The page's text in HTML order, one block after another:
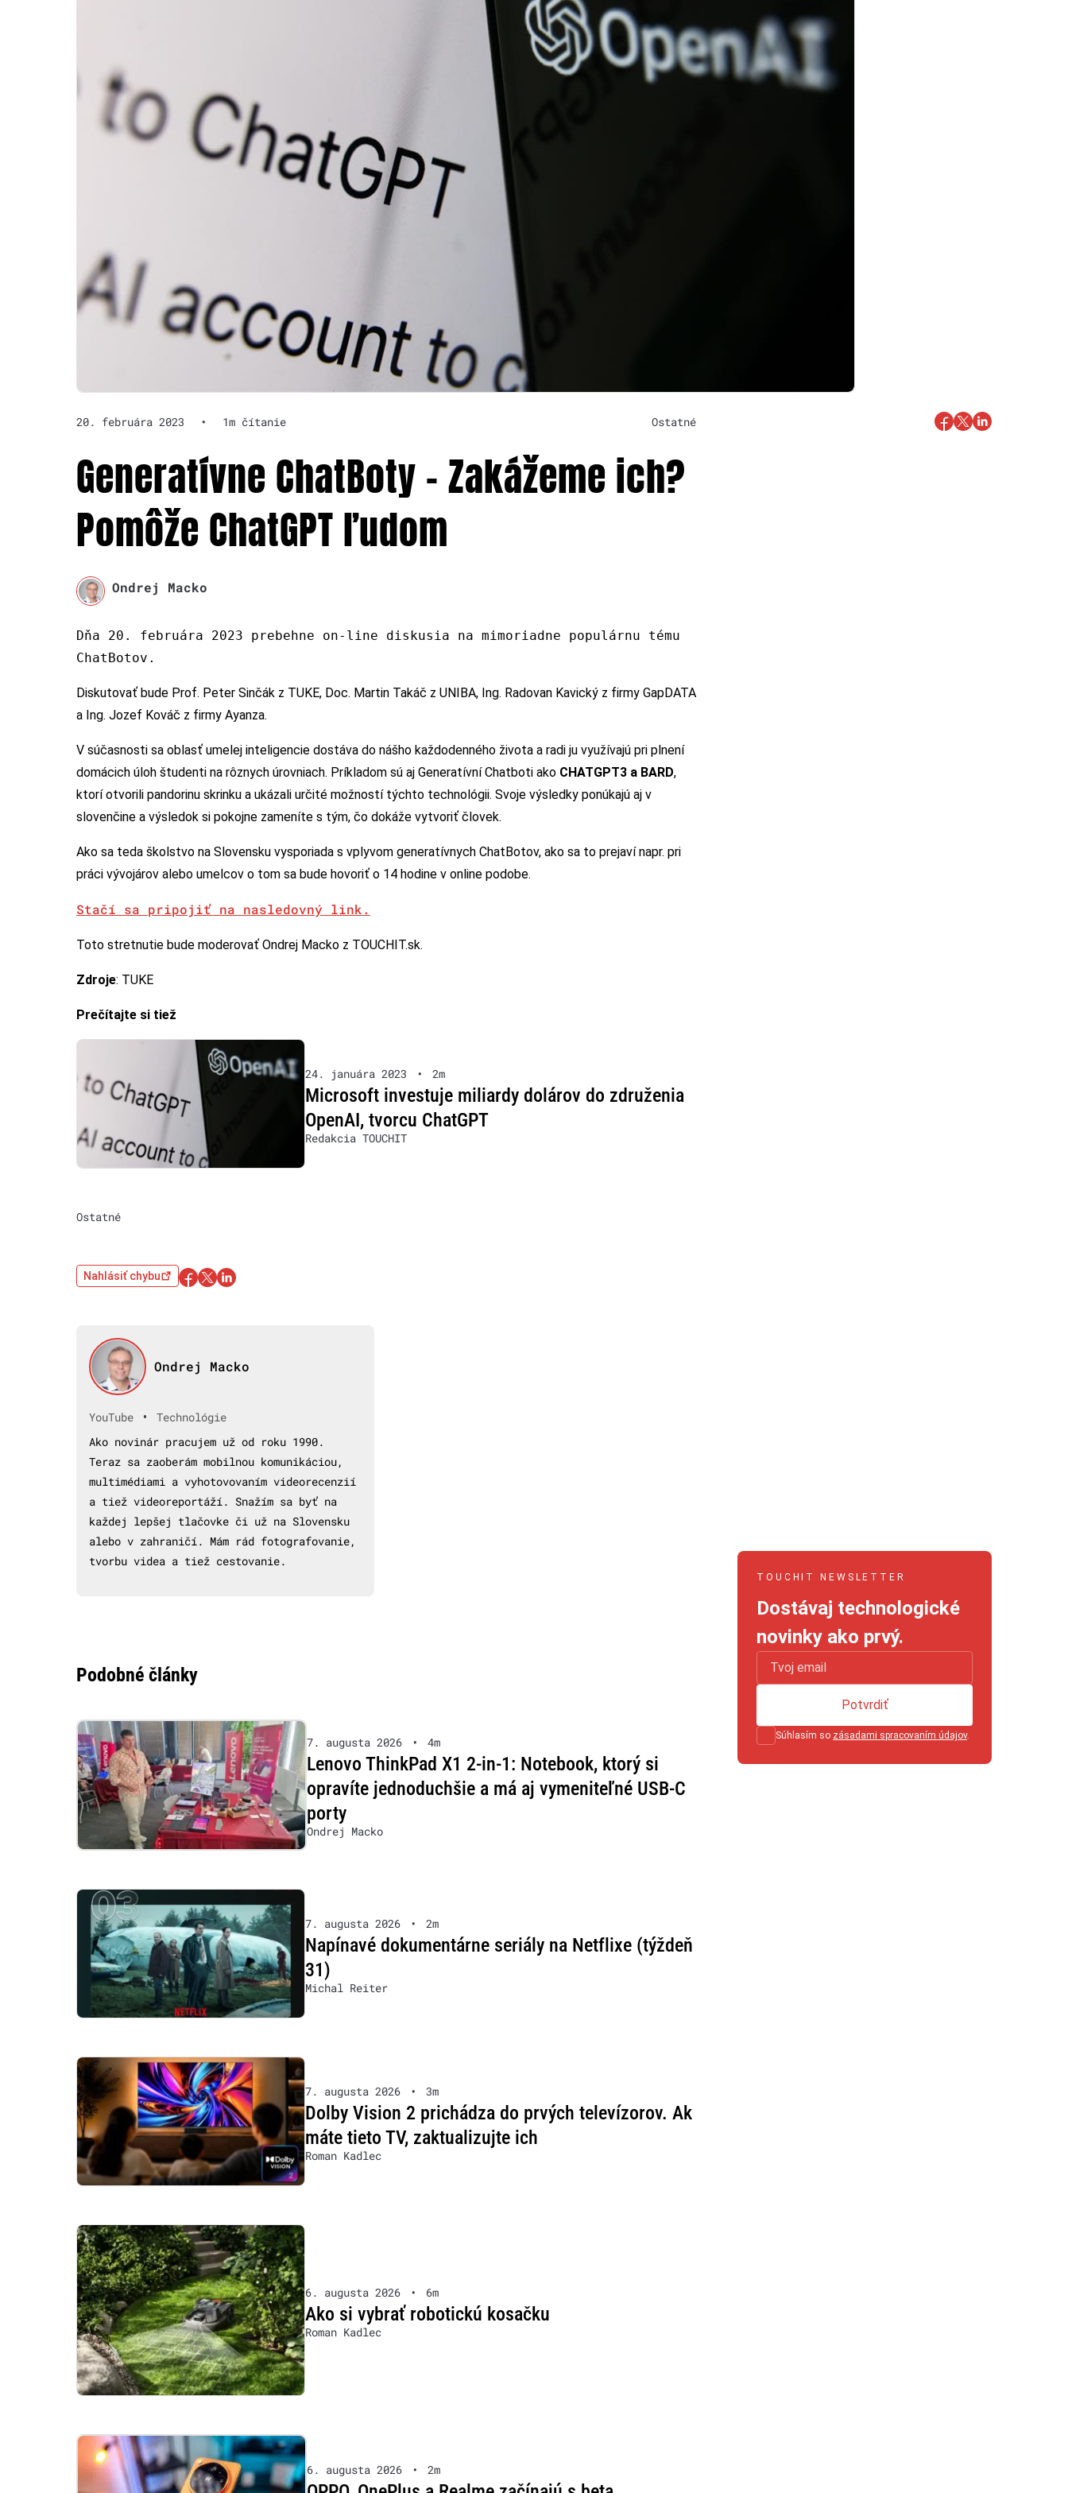
20. februára 2023 • 1m čítanie Ostatné
Generatívne ChatBoty – Zakážeme ich?
Pomôže ChatGPT ľudom
Ondrej Macko
Dňa 20. februára 2023 prebehne on-line diskusia na mimoriadne populárnu tému
ChatBotov.
Diskutovať bude Prof. Peter Sinčák z TUKE, Doc. Martin Takáč z UNIBA, Ing. Radovan Kavický z firmy GapDATA
a Ing. Jozef Kováč z firmy Ayanza.
V súčasnosti sa oblasť umelej inteligencie dostáva do nášho každodenného života a radi ju využívajú pri plnení
domácich úloh študenti na rôznych úrovniach. Príkladom sú aj Generatívní Chatboti ako CHATGPT3 a BARD,
ktorí otvorili pandorinu skrinku a ukázali určité možností týchto technológii. Svoje výsledky ponúkajú aj v
slovenčine a výsledok si pokojne zameníte s tým, čo dokáže vytvoriť človek.
Ako sa teda školstvo na Slovensku vysporiada s vplyvom generatívnych ChatBotov, ako sa to prejaví napr. pri
práci vývojárov alebo umelcov o tom sa bude hovoriť o 14 hodine v online podobe.
Stačí sa pripojiť na nasledovný link.
Toto stretnutie bude moderovať Ondrej Macko z TOUCHIT.sk.
Zdroje: TUKE
Prečítajte si tiež
24. januára 2023 • 2m
Microsoft investuje miliardy dolárov do združenia
OpenAI, tvorcu ChatGPT
Redakcia TOUCHIT
Ostatné
Nahlásiť chybu
Ondrej Macko
YouTube •
Technológie
Ako novinár pracujem už od roku 1990.
Teraz sa zaoberám mobilnou komunikáciou,
multimédiami a vyhotovovaním videorecenzií
a tiež videoreportáží. Snažím sa byť na
každej lepšej tlačovke či už na Slovensku
alebo v zahraničí. Mám rád fotografovanie,
tvorbu videa a tiež cestovanie.
Podobné články
7. augusta 2026 • 4m
Lenovo ThinkPad X1 2-in-1: Notebook, ktorý si
opravíte jednoduchšie a má aj vymeniteľné USB-C
porty
Ondrej Macko
7. augusta 2026 • 2m
Napínavé dokumentárne seriály na Netflixe (týždeň
31)
Michal Reiter
7. augusta 2026 • 3m
Dolby Vision 2 prichádza do prvých televízorov. Ak
máte tieto TV, zaktualizujte ich
Roman Kadlec
6. augusta 2026 • 6m
Ako si vybrať robotickú kosačku
Roman Kadlec
6. augusta 2026 • 2m
TOUCHIT NEWSLETTER
Dostávaj technologické
novinky ako prvý.
Súhlasím so zásadami spracovaním údajov.
Potvrdiť